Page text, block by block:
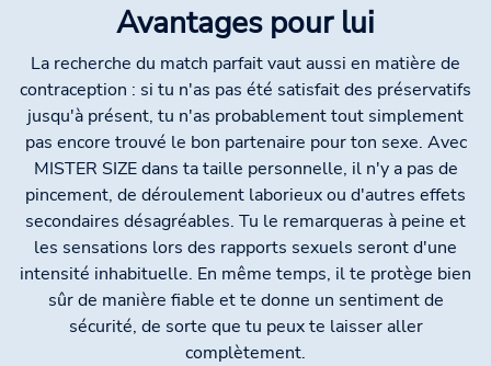
Avantages pour lui
La recherche du match parfait vaut aussi en matière de
contraception : si tu n'as pas été satisfait des préservatifs
jusqu'à présent, tu n'as probablement tout simplement
pas encore trouvé le bon partenaire pour ton sexe. Avec
MISTER SIZE dans ta taille personnelle, il n'y a pas de
pincement, de déroulement laborieux ou d'autres effets
secondaires désagréables. Tu le remarqueras à peine et
les sensations lors des rapports sexuels seront d'une
intensité inhabituelle. En même temps, il te protège bien
sûr de manière fiable et te donne un sentiment de
sécurité, de sorte que tu peux te laisser aller
complètement.